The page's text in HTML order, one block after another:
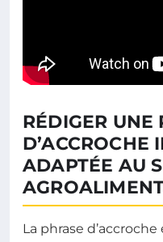
RÉDIGER UNE
D’ACCROCHE
ADAPTÉE AU
La phrase